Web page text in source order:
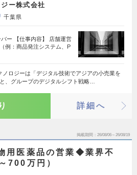
ー株式会社
千葉県
ー 【仕事内容】 店舗運営
例：商品発注システム、P
ノロジーは「デジタル技術でアジアの小売業を
、グループのデジタルシフト戦略…
詳細へ
掲載期間 26/08/06～26/08/19
用医薬品の営業◆業界不
700万円）